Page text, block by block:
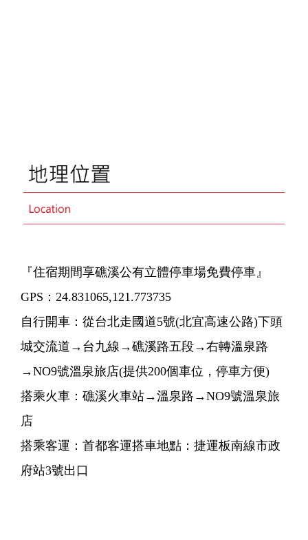
『住宿期間享礁溪公有立體停車場免費停車』
GPS：24.831065,121.773735
自行開車：從台北走國道5號(北宜高速公路)下頭
城交流道→台九線→礁溪路五段→右轉溫泉路
→NO9號溫泉旅店(提供200個車位，停車方便)
搭乘火車：礁溪火車站→溫泉路→NO9號溫泉旅
店
搭乘客運：首都客運搭車地點：捷運板南線市政
府站3號出口